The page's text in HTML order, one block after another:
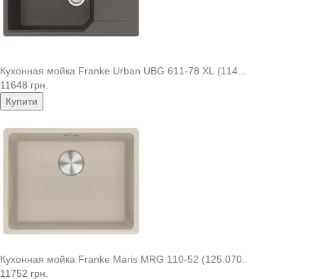
Кухонная мойка Franke Urban UBG 611-78 XL (114...
11648 грн.
Купити
Кухонная мойка Franke Maris MRG 110-52 (125.070..
11752 грн.